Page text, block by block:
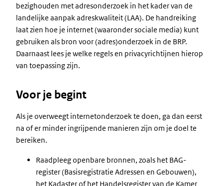
bezighouden met adresonderzoek in het kader van de
landelijke aanpak adreskwaliteit (LAA). De handreiking
laat zien hoe je internet (waaronder sociale media) kunt
gebruiken als bron voor (adres)onderzoek in de BRP.
Daarnaast lees je welke regels en privacyrichtijnen hierop
van toepassing zijn.
Voor je begint
Als je overweegt internetonderzoek te doen, ga dan eerst
na of er minder ingrijpende manieren zijn om je doel te
bereiken.
Raadpleeg openbare bronnen, zoals het BAG-
register (Basisregistratie Adressen en Gebouwen),
het Kadaster of het Handelsregister van de Kamer